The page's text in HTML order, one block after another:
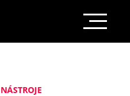
NÁSTROJE